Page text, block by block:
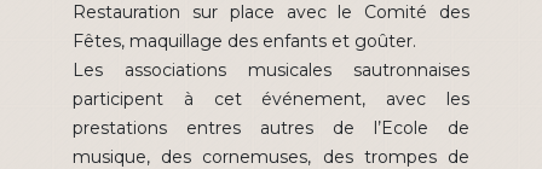
Restauration sur place avec le Comité des
Fêtes, maquillage des enfants et goûter.
Les associations musicales sautronnaises
participent à cet événement, avec les
prestations entres autres de l’Ecole de
musique, des cornemuses, des trompes de